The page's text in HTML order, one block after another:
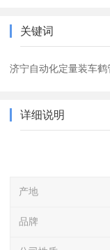
关键词
济宁自动化定量装车鹤
详细说明
产地
品牌